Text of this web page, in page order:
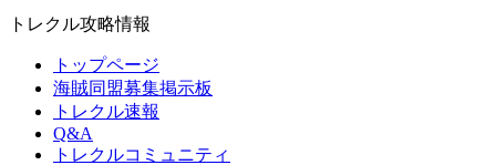
トレクル攻略情報
トップページ
海賊同盟募集掲示板
トレクル速報
Q&A
トレクルコミュニティ